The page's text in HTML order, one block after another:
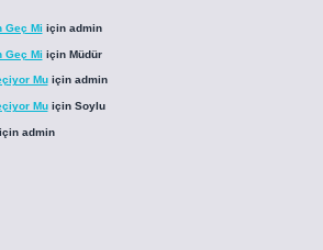
Geç Mi için admin
Geç Mi için Müdür
Muiçin admin
Muiçin Soylu
admin